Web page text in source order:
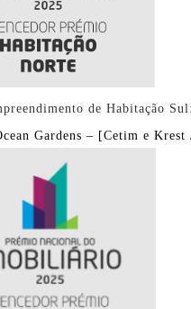
de Habitação Sul:
Gardens – [Cetim e Krest /